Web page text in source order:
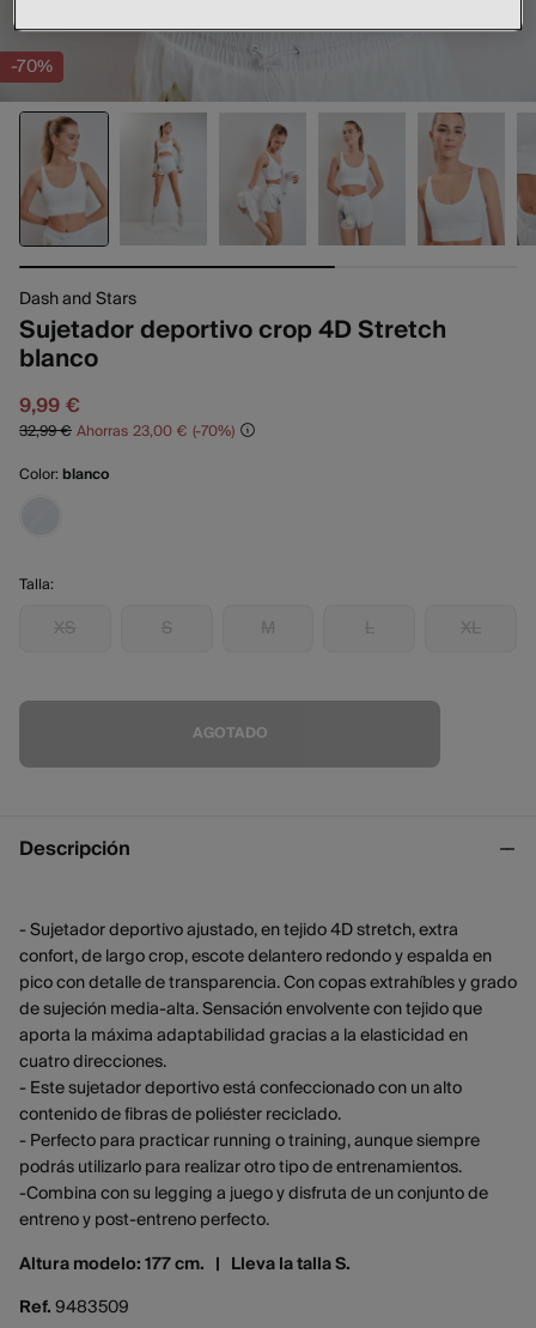
-70%
Dash and Stars
Sujetador deportivo crop 4D Stretch
blanco
9,99 €
32,99 €Ahorras23,00 € 70
Color: blanco
Talla:
XS S M L XL
AGOTADO
Descripción
- Sujetador deportivo ajustado, en tejido 4D stretch, extra
confort, de largo crop, escote delantero redondo y espalda en
pico con detalle de transparencia. Con copas extrahíbles y grado
de sujeción media-alta. Sensación envolvente con tejido que
aporta la máxima adaptabilidad gracias a la elasticidad en
cuatro direcciones.
- Este sujetador deportivo está confeccionado con un alto
contenido de fibras de poliéster reciclado.
- Perfecto para practicar running o training, aunque siempre
podrás utilizarlo para realizar otro tipo de entrenamientos.
-Combina con su legging a juego y disfruta de un conjunto de
entreno y post-entreno perfecto.
Altura modelo: 177 cm. | Lleva la talla S.
Ref.9483509